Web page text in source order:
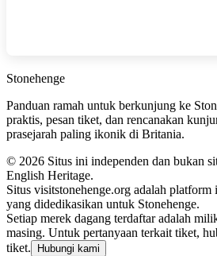
Stonehenge
Panduan ramah untuk berkunjung ke
praktis, pesan tiket, dan rencanakan
prasejarah paling ikonik di Britania.
© 2026 Situs ini independen dan bukan
English Heritage.
Situs visitstonehenge.org adalah platform
yang didedikasikan untuk Stonehenge.
Setiap merek dagang terdaftar adalah
masing. Untuk pertanyaan terkait tiket,
tiket.
Hubungi kami